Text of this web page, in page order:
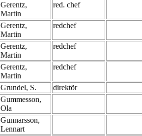
Gerentz,
Martin
red. chef
Gerentz,
Martin
redchef
Gerentz,
Martin
redchef
Gerentz,
Martin
redchef
Grundel, S. direktör
Gummesson,
Ola
Gunnarsson,
Lennart